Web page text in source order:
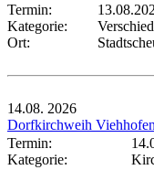
Termin:
Kategorie:
Ort:
14.08. 2026
Dorfkirchweih Viehhofen
Termin:
Kategorie: